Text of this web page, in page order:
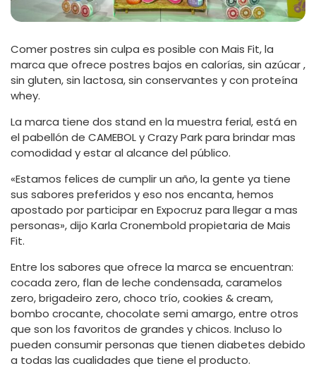
Comer postres sin culpa es posible con Mais Fit, la
marca que ofrece postres bajos en calorías, sin azúcar ,
sin gluten, sin lactosa, sin conservantes y con proteína
whey.
La marca tiene dos stand en la muestra ferial, está en
el pabellón de CAMEBOL y Crazy Park para brindar mas
comodidad y estar al alcance del público.
«Estamos felices de cumplir un año, la gente ya tiene
sus sabores preferidos y eso nos encanta, hemos
apostado por participar en Expocruz para llegar a mas
personas», dijo Karla Cronembold propietaria de Mais
Fit.
Entre los sabores que ofrece la marca se encuentran:
cocada zero, flan de leche condensada, caramelos
zero, brigadeiro zero, choco trío, cookies & cream,
bombo crocante, chocolate semi amargo, entre otros
que son los favoritos de grandes y chicos. Incluso lo
pueden consumir personas que tienen diabetes debido
a todas las cualidades que tiene el producto.